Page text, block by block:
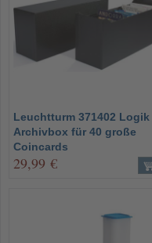
Leuchtturm 371402 Logik
Archivbox für 40 große
Coincards
29,99 €